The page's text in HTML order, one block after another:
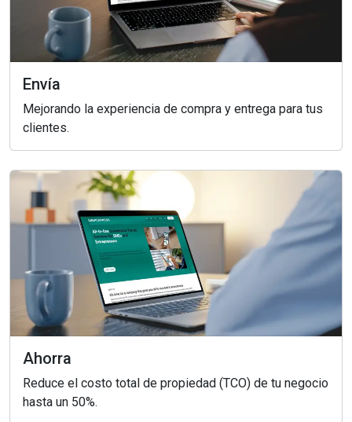
Envía
Mejorando la experiencia de compra y entrega para tus
clientes.
Ahorra
Reduce el costo total de propiedad (TCO) de tu negocio
hasta un 50%.